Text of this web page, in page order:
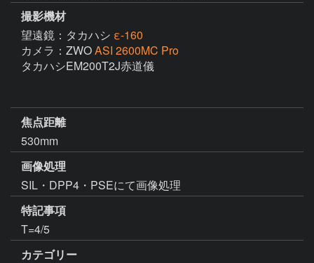
撮影機材
望遠鏡：タカハシ ε-160
カメラ：ZWOASI 2600MC Pro
タカハシEM200T2J赤道儀
焦点距離
530mm
画像処理
SIL・DPP4・PSEにて画像処理
特記事項
カテゴリー